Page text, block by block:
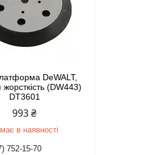
DeWALT,
(DW443)
DT3601
993 ₴
в наявності
752-15-70